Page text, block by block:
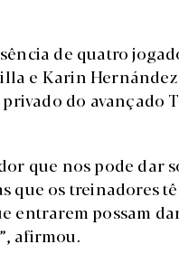
de quatro
e Karin
do avançado
que nos pode dar
que os treinadores
entrarem possam
afirmou.